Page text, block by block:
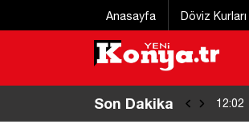
Anasayfa Döviz Kurları
Son Dakika 12:02